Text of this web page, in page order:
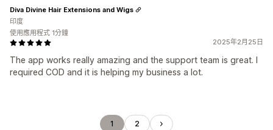
2025年2月25日
The app works really amazing and the support team is great. I
required COD and it is helping my business a lot.
Diva Divine Hair Extensions and Wigs
印度
使用應用程式 1分鐘
1 2